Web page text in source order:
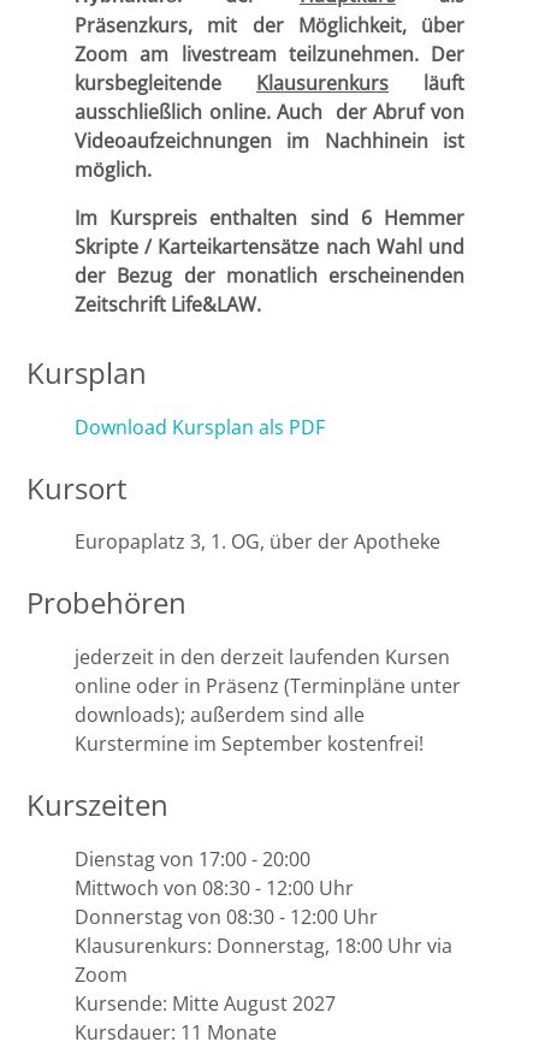
Präsenzkurs, mit der Möglichkeit, über
Zoom am livestream teilzunehmen. Der
kursbegleitende Klausurenkurs läuft
ausschließlich online. Auch der Abruf von
Videoaufzeichnungen im Nachhinein ist
möglich.
Im Kurspreis enthalten sind 6 Hemmer
Skripte / Karteikartensätze nach Wahl und
der Bezug der monatlich erscheinenden
Zeitschrift Life&LAW.
Kursplan
Download Kursplan als PDF
Kursort
Europaplatz 3, 1. OG, über der Apotheke
Probehören
jederzeit in den derzeit laufenden Kursen
online oder in Präsenz (Terminpläne unter
downloads); außerdem sind alle
Kurstermine im September kostenfrei!
Kurszeiten
Dienstag von 17:00 - 20:00
Mittwoch von 08:30 - 12:00 Uhr
Donnerstag von 08:30 - 12:00 Uhr
Klausurenkurs: Donnerstag, 18:00 Uhr via
Zoom
Kursende: Mitte August 2027
Kursdauer: 11 Monate
Bremen
Düsseldorf
Erlangen
Frankfurt/Main
Frankfurt/O.
Greifswald
Göttingen
Halle
Hamburg
Hannover
Konstanz